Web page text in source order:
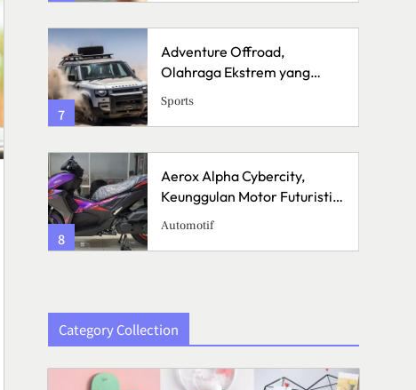
7
Adventure Offroad,
Olahraga Ekstrem yang
Sports
8
Aerox Alpha Cybercity,
Keunggulan Motor Futuristik
di Jalanan
Automotif
Category Collection